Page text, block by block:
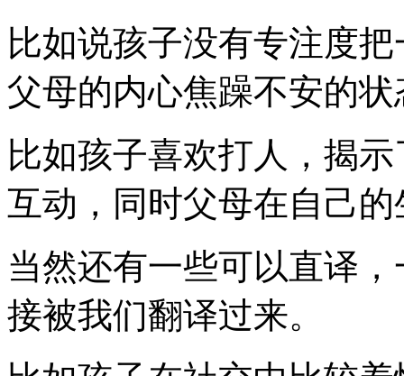
比如说孩子没有专注度
父母的内心焦躁不安的状
比如孩子喜欢打人，揭
互动，同时父母在自己
当然还有一些可以直译
接被我们翻译过来。